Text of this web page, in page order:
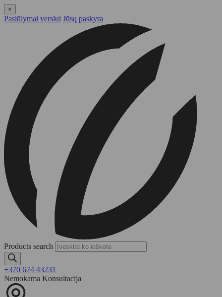
×
Pasiūlymai verslui Jūsų paskyra
Products search
+370 674 43231
Nemokama Konsultacija